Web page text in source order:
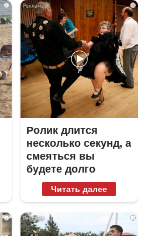
i i
Ролик длится
несколько секунд, а
смеяться вы
будете долго
Читать далее
i i